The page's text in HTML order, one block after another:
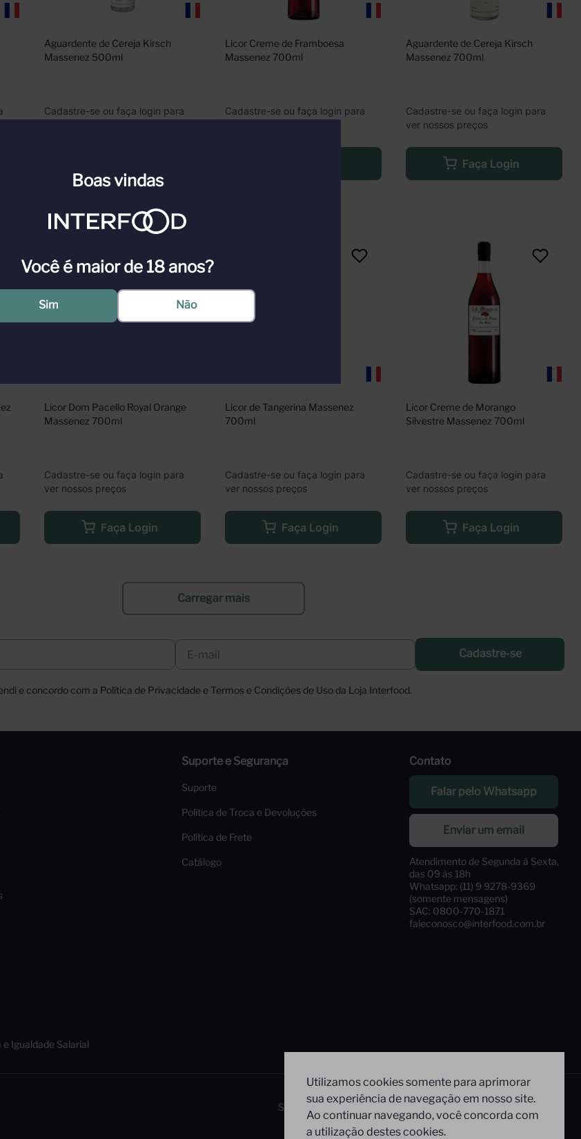
Utilizamos cookies somente para aprimorar
sua experiência de navegação em nosso site.
Ao continuar navegando, você concorda com
a utilização destes cookies.
Aguardente de Cereja Kirsch
Massenez 500ml
Cadastre-se ou faça login para
Licor Creme de Framboesa
Massenez 700ml
Cadastre-se ou faça login para
Aguardente de Cereja Kirsch
Massenez 700ml
Cadastre-se ou faça login para
ver nossos preços
Faça Login
Licor Dom Pacello Royal Orange
Massenez 700ml
Cadastre-se ou faça login para
ver nossos preços
Faça Login
Licor de Tangerina Massenez
700ml
Cadastre-se ou faça login para
ver nossos preços
Faça Login
Licor Creme de Morango
Silvestre Massenez 700ml
Cadastre-se ou faça login para
ver nossos preços
Faça Login
Cadastre-se
e concordo com a Política de Privacidade e Termos e Condições de Uso da Loja Interfood.
Igualdade Salarial
Suporte e Segurança
Suporte
Política de Troca e Devoluções
Política de Frete
Catálogo
Contato
Falar pelo Whatsapp
Enviar um email
Atendimento de Segunda à Sexta,
das 09 às 18h
Whatsapp: (11) 9 9278-9369
(somente mensagens)
SAC: 0800-770-1871
faleconosco@interfood.com.br
Siga-nos Segurança
Boas vindas
Você é maior de 18 anos?
Sim Não